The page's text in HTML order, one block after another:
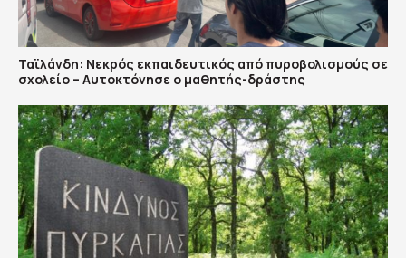
Ταϊλάνδη: Νεκρός εκπαιδευτικός από πυροβολισμούς σε
σχολείο – Αυτοκτόνησε ο μαθητής-δράστης